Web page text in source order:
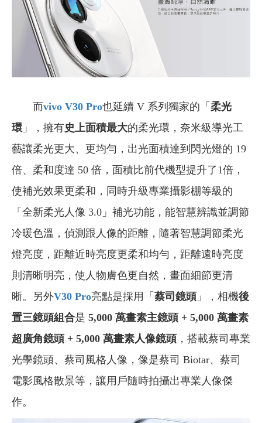
而vivo V30 Pro也延續 V 系列獨家的「 柔光
環 」，擁有史上面積最大的柔光環，奈米級導光工
藝讓柔光更大、更均勻，出光面積達到閃光燈的 19
倍、柔和度達 50 倍，面積比前代機型提升了1倍，
使補光效果更柔和，同時升級專業攝影棚等級的
「全新柔光人像 3.0」補光功能，能智慧辨識並調節
冷暖色溫，偵測跟人像的距離，隨著智慧調節柔光
燈亮度，距離近時亮度更柔和均勻，距離遠時亮度
則清晰明亮，使人物膚色更自然，畫面細節更清
晰。另外V30 Pro亮點是採用「 蔡司鏡頭」，相機後
置三鏡頭組合是 5,000 萬畫素主鏡頭 + 5,000 萬畫素
超廣角鏡頭 + 5,000 萬畫素人像鏡頭，搭載蔡司專業
光學鏡頭、蔡司風格人像，像是蔡司 Biotar、蔡司
電影風格散景等，讓用戶隨時拍攝出專業人像傑
作。